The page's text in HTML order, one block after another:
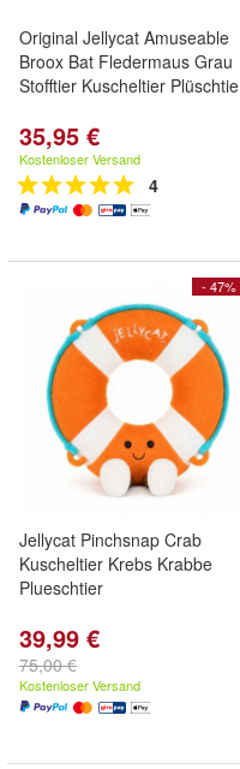
Original Jellycat Amuseable
Broox Bat Fledermaus Grau
Stofftier Kuscheltier Plüschtie
35,95 €
Kostenloser Versand
4
- 47%
Jellycat Pinchsnap Crab
Kuscheltier Krebs Krabbe
Plueschtier
39,99 €
75,00 €
Kostenloser Versand